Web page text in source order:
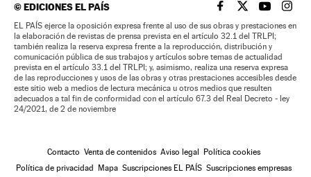
©EDICIONES EL PAÍS EL PAÍS BRASIL EN
EL PAÍSEL PAÍS
EL
EL PAÍS ejerce la oposición expresa frente al uso de sus obras y prestaciones en
la elaboración de revistas de prensa prevista en el artículo 32.1 del TRLPI;
también realiza la reserva expresa frente a la reproducción, distribución y
comunicación pública de sus trabajos y artículos sobre temas de actualidad
prevista en el artículo 33.1 del TRLPI; y, asimismo, realiza una reserva expresa
de las reproducciones y usos de las obras y otras prestaciones accesibles desde
este sitio web a medios de lectura mecánica u otros medios que resulten
adecuados a tal fin de conformidad con el artículo 67.3 del Real Decreto - ley
24/2021, de 2 de noviembre
Contacto Venta de contenidos Aviso legal
Política cookies
Política de privacidad
Mapa Suscripciones EL PAÍS Suscripciones empresas